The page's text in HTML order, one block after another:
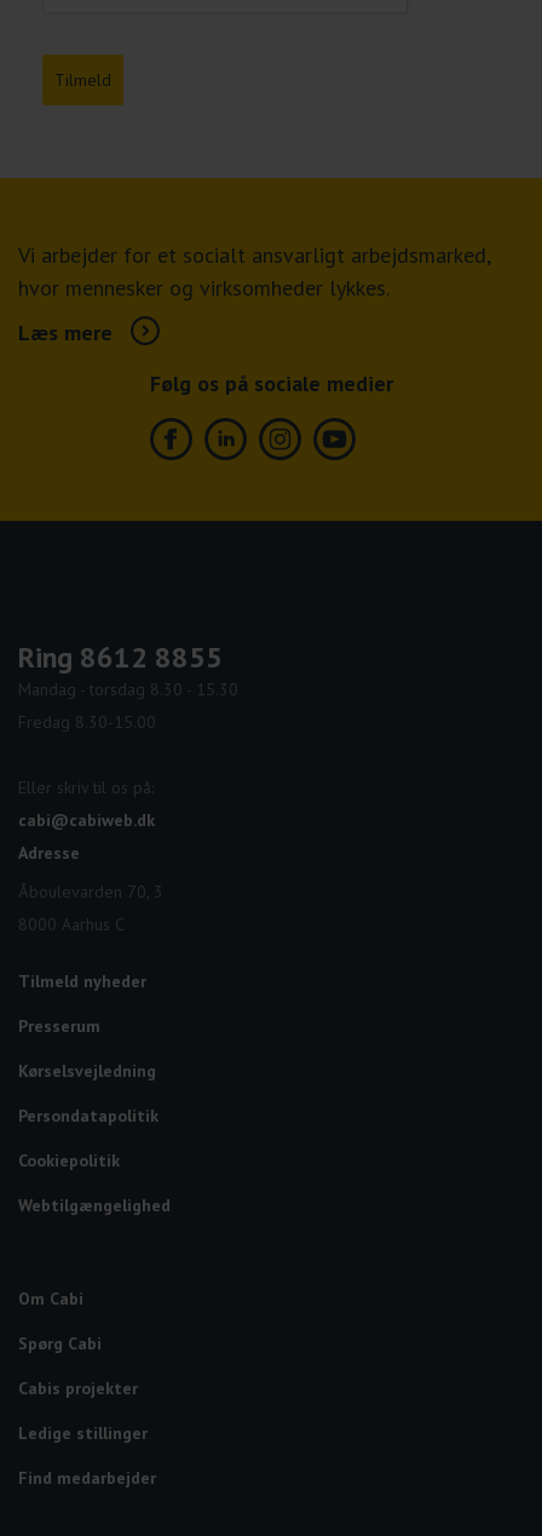
Tilmeld
Vi arbejder for et socialt ansvarligt arbejdsmarked,
hvor mennesker og virksomheder lykkes.
Læs mere
Følg os på sociale medier
Ring 8612 8855
Mandag - torsdag 8.30 - 15.30
Fredag 8.30-15.00
Eller skriv til os på:
cabi@cabiweb.dk
Adresse
Åboulevarden 70, 3
8000 Aarhus C
Tilmeld nyheder
Presserum
Kørselsvejledning
Persondatapolitik
Cookiepolitik
Webtilgængelighed
Om Cabi
Spørg Cabi
Cabis projekter
Ledige stillinger
Find medarbejder